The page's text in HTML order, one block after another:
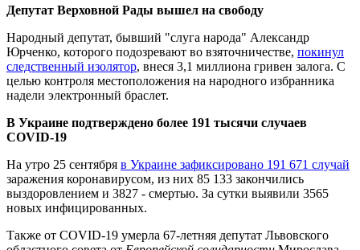
Депутат Верховной Рады вышел на свободу
Народный депутат, бывший "слуга народа" Александр
Юрченко, которого подозревают во взяточничестве, покинул
следственный изолятор, внеся 3,1 миллиона гривен залога. С
целью контроля местоположения на народного избранника
надели электронный браслет.
В Украине подтверждено более 191 тысячи случаев
COVID-19
На утро 25 сентября в Украине зафиксировано 191 671 случай
заражения коронавирусом, из них 85 133 закончились
выздоровлением и 3827 - смертью. За сутки выявили 3565
новых инфицированных.
Также от COVID-19 умерла 67-летняя депутат Львовского